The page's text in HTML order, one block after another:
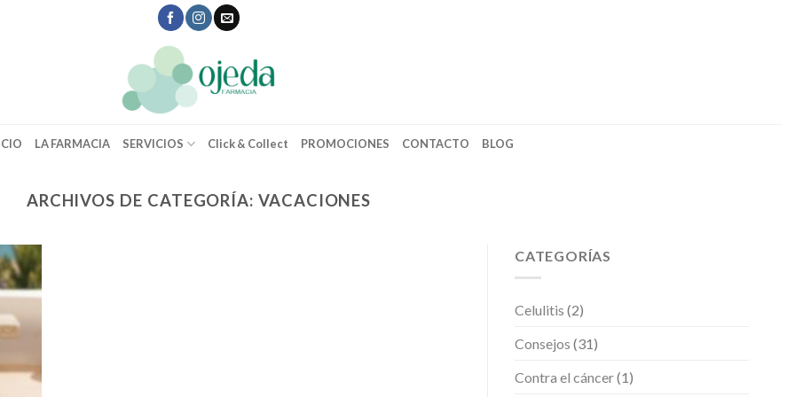
LA FARMACIA SERVICIOS Click & Collect PROMOCIONES CONTACTO BLOG
ARCHIVOS DE CATEGORÍA: VACACIONES
CATEGORÍAS
Celulitis (2)
Consejos (31)
Contra el cáncer(1)